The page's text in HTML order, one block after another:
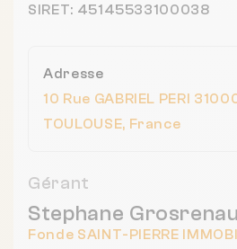
SIRET: 45145533100038
Adresse
10 Rue GABRIEL PERI
TOULOUSE, France
Gérant
Stephane
Fonde SAINT-PIERRE